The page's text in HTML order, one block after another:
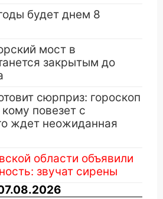
будет днем 8
мост в
закрытым до
сюрприз: гороскоп
повезет с
ждет неожиданная
области объявили
звучат сирены